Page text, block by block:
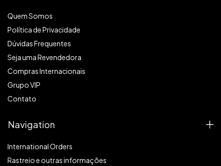
Quem Somos
Política de Privacidade
Dúvidas Frequentes
Seja uma Revendedora
Compras Internacionais
Grupo VIP
Contato
Navigation
International Orders
Rastreio e outras informações